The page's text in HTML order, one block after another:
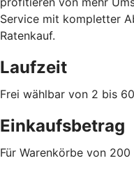
Service mit kompletter
Ratenkauf.
Laufzeit
Frei wählbar von 2 bis
Einkaufsbetrag
Für Warenkörbe von